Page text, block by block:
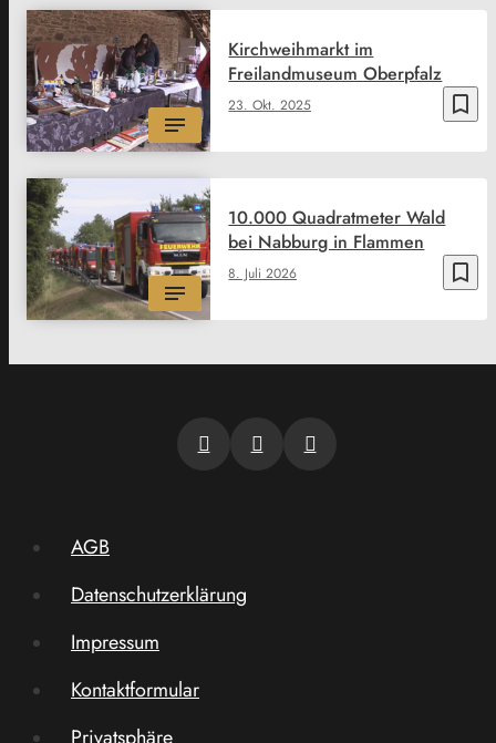
bookmark_border
23. Okt. 2025
Kirchweihmarkt im
Freilandmuseum Oberpfalz
bookmark_border
8. Juli 2026
10.000 Quadratmeter Wald
bei Nabburg in Flammen
AGB
Datenschutzerklärung
Impressum
Kontaktformular